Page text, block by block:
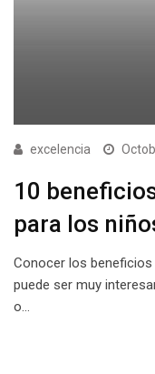
excelencia
10
para los
Conocer los
puede ser muy
o…